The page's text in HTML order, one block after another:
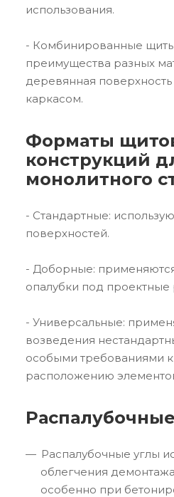
использования.
- Комбинированные
преимущества разных
деревянная
каркасом.
Форматы
конструкций
монолитного
- Стандартные:
поверхностей.
- Доборные:
опалубки под
- Универсальные:
возведения
особыми требованиями
расположению
Распалубочные углы
облегчения
особенно при